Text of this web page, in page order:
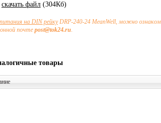
скачать файл(304Кб)
на DIN рейкуDRP-240-24 MeanWell, можно
почте post@tok24.ru.
товары